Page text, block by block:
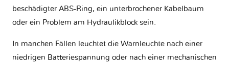
beschädigter ABS-Ring, ein unterbrochener Kabelbaum
oder ein Problem am Hydraulikblock sein.
In manchen Fällen leuchtet die Warnleuchte nach einer
niedrigen Batteriespannung oder nach einer mechanischen